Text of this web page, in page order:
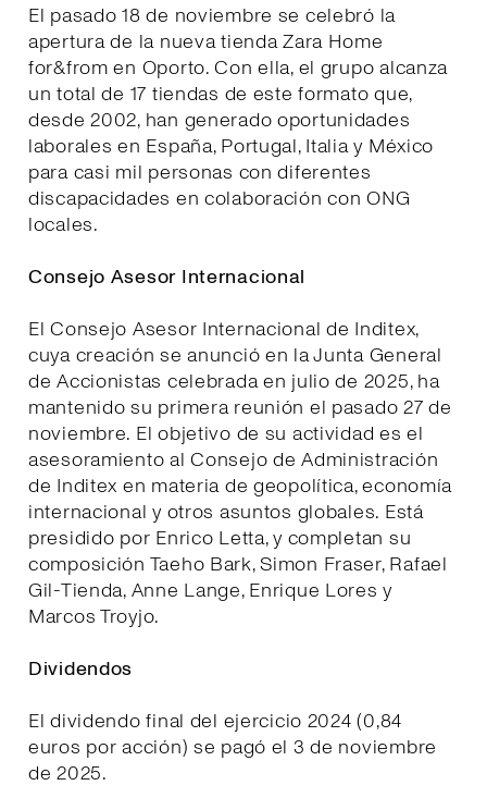
El pasado 18 de noviembre se celebró la
apertura de la nueva tienda Zara Home
for&from en Oporto. Con ella, el grupo alcanza
un total de 17 tiendas de este formato que,
desde 2002, han generado oportunidades
laborales en España, Portugal, Italia y México
para casi mil personas con diferentes
discapacidades en colaboración con ONG
locales.
Consejo Asesor Internacional
El Consejo Asesor Internacional de Inditex,
cuya creación se anunció en la Junta General
de Accionistas celebrada en julio de 2025, ha
mantenido su primera reunión el pasado 27 de
noviembre. El objetivo de su actividad es el
asesoramiento al Consejo de Administración
de Inditex en materia de geopolítica, economía
internacional y otros asuntos globales. Está
presidido por Enrico Letta, y completan su
composición Taeho Bark, Simon Fraser, Rafael
Gil-Tienda, Anne Lange, Enrique Lores y
Marcos Troyjo.
Dividendos
El dividendo final del ejercicio 2024 (0,84
euros por acción) se pagó el 3 de noviembre
de 2025.